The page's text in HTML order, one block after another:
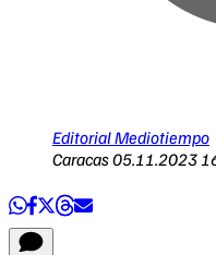
Editorial Mediotiempo
Caracas05.11.2023